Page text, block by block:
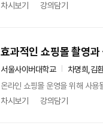
차시보기
강의담기
효과적인 쇼핑몰 촬영
서울사이버대학교
차명희,김
온라인 쇼핑몰 운영을 위해 사용
차시보기
강의담기